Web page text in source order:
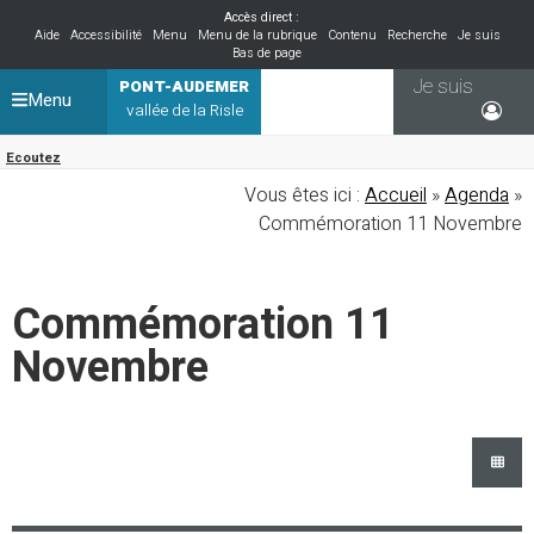
Accès direct :
Aide
Accessibilité Menu Menu de la rubrique Contenu Recherche
Je suis
Bas de page
PONT-AUDEMER
vallée de la Risle
Ecoutez
Je suis
Menu
Vous êtes ici : Accueil »Agenda »
Commémoration 11 Novembre
Commémoration 11
Novembre